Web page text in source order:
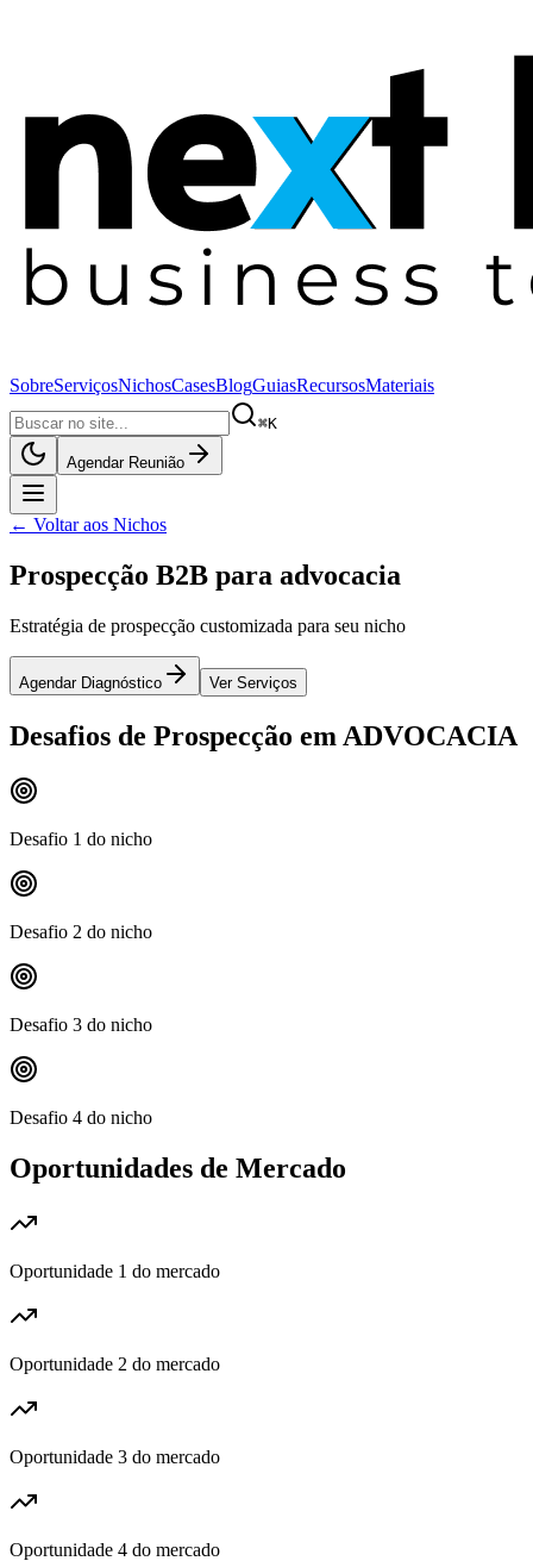
SobreServiçosNichosCasesBlogGuiasRecursosMateriais
⌘K
Agendar Reunião
← Voltar aos Nichos
Prospecção B2B para advocacia
Estratégia de prospecção customizada para seu nicho
Agendar Diagnóstico Ver Serviços
Desafios de Prospecção em ADVOCACIA
Desafio 1 do nicho
Desafio 2 do nicho
Desafio 3 do nicho
Desafio 4 do nicho
Oportunidades de Mercado
Oportunidade 1 do mercado
Oportunidade 2 do mercado
Oportunidade 3 do mercado
Oportunidade 4 do mercado